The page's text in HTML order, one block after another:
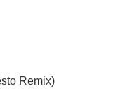
Remix)